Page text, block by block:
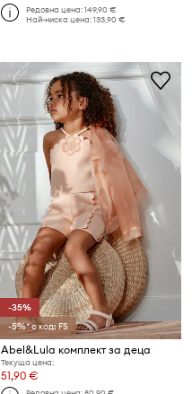
Редовна цена:149,90 €
Най-ниска цена:133,90 €
-35%
-5%* с код: FS
Abel&Lula комплект за деца
Текуща цена:
51,90 €